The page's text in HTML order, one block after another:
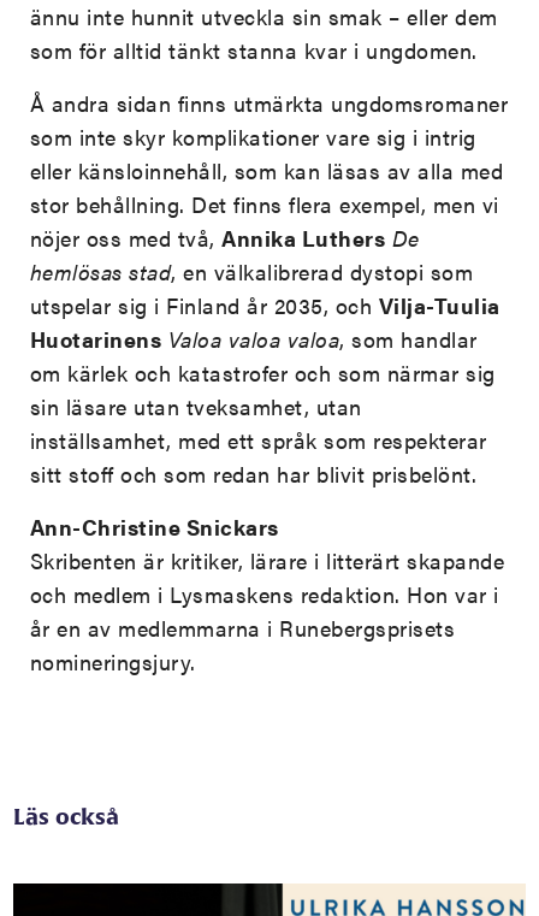
ännu inte hunnit utveckla sin smak – eller dem
som för alltid tänkt stanna kvar i ungdomen.
Å andra sidan finns utmärkta ungdomsromaner
som inte skyr komplikationer vare sig i intrig
eller känsloinnehåll, som kan läsas av alla med
stor behållning. Det finns flera exempel, men vi
nöjer oss med två,Annika Luthers De
hemlösas stad, en välkalibrerad dystopi som
utspelar sig i Finland år 2035, och Vilja-Tuulia
Huotarinens Valoa valoa valoa, som handlar
om kärlek och katastrofer och som närmar sig
sin läsare utan tveksamhet, utan
inställsamhet, med ett språk som respekterar
sitt stoff och som redan har blivit prisbelönt.
Ann-Christine Snickars
Skribenten är kritiker, lärare i litterärt skapande
och medlem i Lysmaskens redaktion. Hon var i
år en av medlemmarna i Runebergsprisets
nomineringsjury.
Läs också